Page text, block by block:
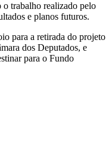
o trabalho realizado pelo
e planos futuros.
para a retirada do projeto
dos Deputados, e
para o Fundo